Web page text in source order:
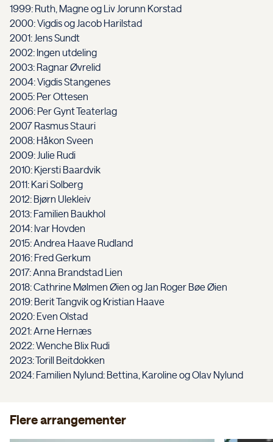
1999: Ruth, Magne og Liv Jorunn Korstad
2000: Vigdis og Jacob Harilstad
2001: Jens Sundt
2002: Ingen utdeling
2003: Ragnar Øvrelid
2004: Vigdis Stangenes
2005: Per Ottesen
2006: Per Gynt Teaterlag
2007 Rasmus Stauri
2008: Håkon Sveen
2009: Julie Rudi
2010: Kjersti Baardvik
2011: Kari Solberg
2012: Bjørn Ulekleiv
2013: Familien Baukhol
2014: Ivar Hovden
2015: Andrea Haave Rudland
2016: Fred Gerkum
2017: Anna Brandstad Lien
2018: Cathrine Mølmen Øien og Jan Roger Bøe Øien
2019: Berit Tangvik og Kristian Haave
2020: Even Olstad
2021: Arne Hernæs
2022: Wenche Blix Rudi
2023: Torill Beitdokken
2024: Familien Nylund: Bettina, Karoline og Olav Nylund
Flere arrangementer